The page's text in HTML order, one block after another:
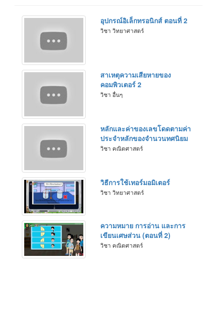
อุปกรณ์อิเล็กทรอนิกส์ ตอนที่ 2
วิชา วิทยาศาสตร์
สาเหตุความเสียหายของ
คอมพิวเตอร์ 2
วิชา อื่นๆ
หลักและค่าของเลขโดดตามค่า
ประจำหลักของจำนวนทศนิยม
วิชา คณิตศาสตร์
วิธีการใช้เทอร์มอมิเตอร์
วิชา วิทยาศาสตร์
ความหมาย การอ่าน และการ
เขียนเศษส่วน (ตอนที่ 2)
วิชา คณิตศาสตร์